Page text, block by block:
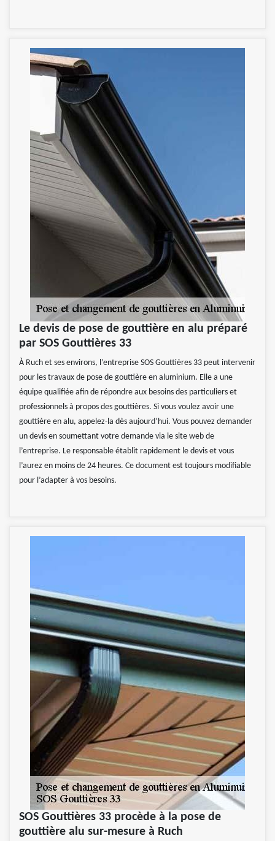
Le devis de pose de gouttière en alu préparé
par SOS Gouttières 33
À Ruch et ses environs, l’entreprise SOS Gouttières 33 peut intervenir
pour les travaux de pose de gouttière en aluminium. Elle a une
équipe qualifiée afin de répondre aux besoins des particuliers et
professionnels à propos des gouttières. Si vous voulez avoir une
gouttière en alu, appelez-la dès aujourd’hui. Vous pouvez demander
un devis en soumettant votre demande via le site web de
l’entreprise. Le responsable établit rapidement le devis et vous
l’aurez en moins de 24 heures. Ce document est toujours modifiable
pour l’adapter à vos besoins.
SOS Gouttières 33 procède à la pose de
gouttière alu sur-mesure à Ruch